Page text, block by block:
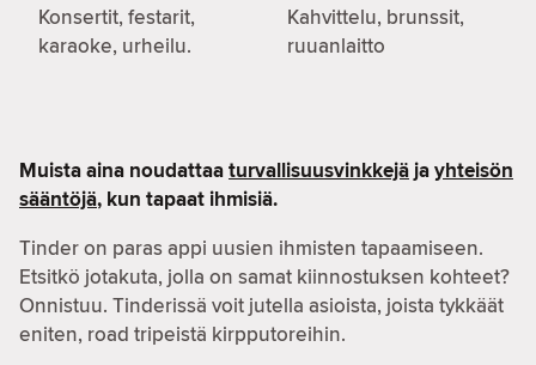
Konsertit, festarit,
karaoke, urheilu.
Kahvittelu, brunssit,
ruuanlaitto
Muista aina noudattaaturvallisuusvinkkejäjayhteisön
sääntöjä, kun tapaat ihmisiä.
Tinder on paras appi uusien ihmisten tapaamiseen.
Etsitkö jotakuta, jolla on samat kiinnostuksen kohteet?
Onnistuu. Tinderissä voit jutella asioista, joista tykkäät
eniten, road tripeistä kirpputoreihin.